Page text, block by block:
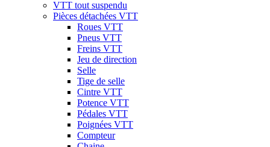
VTT tout suspendu
Pièces détachées VTT
Roues VTT
Pneus VTT
Freins VTT
Jeu de direction
Selle
Tige de selle
Cintre VTT
Potence VTT
Pédales VTT
Poignées VTT
Compteur